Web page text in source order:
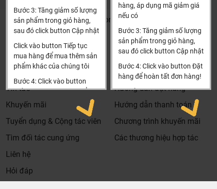
Bước 3: Tăng giảm số lượng
sản phẩm trong giỏ hàng,
sau đó click button Cập nhật
Click vào button Tiếp tục
mua hàng để mua thêm sản
phẩm khác của chúng tôi
Bước 4: Click vào button
Tiến hành thanh toán để
thanh toán đơn hàng của
Xin cảm ơn khách hàng!!!
hàng, áp dụng mã giảm giá
nếu có
Bước 3: Tăng giảm số lượng
sản phẩm trong giỏ hàng,
sau đó click button Cập nhật
Bước 4: Click vào button Đặt
hàng để hoàn tất đơn hàng!
Xin cảm ơn khách hàng!!!
Khalinguyen.vn@gmail.com
0904501766
Thông tin
Tìm đại lý & Hợp tác
Tin tức
Khuyến mãi
Tuyển dụng & Cộng tác viên
Tìm đối tác cung ứng
Liên hệ
Hỏi đáp
Thông tin thêm
Hướng dẫn mua hàng
Hướng dẫn đặt hàng
Hướng dẫn thanh toán
Chương trình khuyến mãi
Các thương hiệu hợp tác